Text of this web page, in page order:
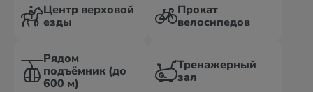
Центр верховой
езды
Прокат
велосипедов
Рядом
подъёмник (до
600 м)
Тренажерный
зал